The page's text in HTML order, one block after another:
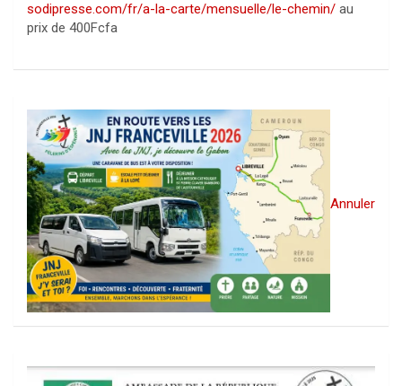
sodipresse.com/fr/a-la-carte/mensuelle/le-chemin/ au
prix de 400Fcfa
Annuler